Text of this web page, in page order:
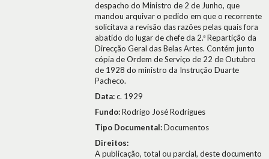
despacho do Ministro de 2 de Junho, que
mandou arquivar o pedido em que o recorrente
solicitava a revisão das razões pelas quais fora
abatido do lugar de chefe da 2.ª Repartição da
Direcção Geral das Belas Artes. Contém junto
cópia de Ordem de Serviço de 22 de Outubro
de 1928 do ministro da Instrução Duarte
Pacheco.
Data:c. 1929
Fundo:Rodrigo José Rodrigues
Tipo Documental:Documentos
Direitos:
A publicação, total ou parcial, deste documento